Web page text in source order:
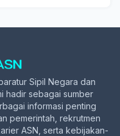
Sipil Negara dan
hadir sebagai sumber
informasi penting
pemerintah, rekrutmen
ASN, serta kebijakan-